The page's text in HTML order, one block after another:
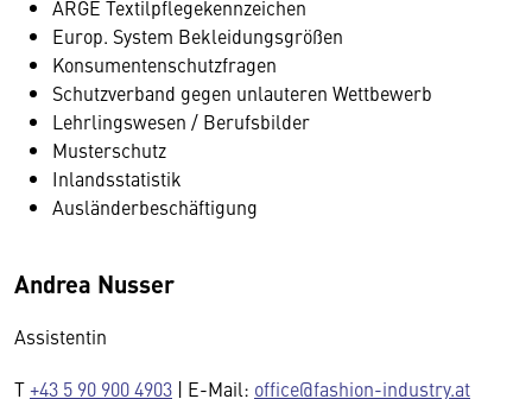
ARGE Textilpflegekennzeichen
Europ. System Bekleidungsgrößen
Konsumentenschutzfragen
Schutzverband gegen unlauteren Wettbewerb
Lehrlingswesen / Berufsbilder
Musterschutz
Inlandsstatistik
Ausländerbeschäftigung
Andrea Nusser
Assistentin
T+43 5 90 900 4903 | E-Mail: office@fashion-industry.at